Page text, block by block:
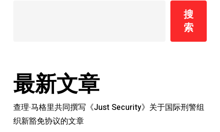
搜
索
最新文章
查理·马格里共同撰写《Just Security》关于国际刑警组
织新豁免协议的文章